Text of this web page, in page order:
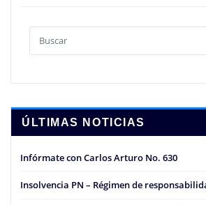
ÚLTIMAS NOTICIAS
Infórmate con Carlos Arturo No. 630
Insolvencia PN – Régimen de